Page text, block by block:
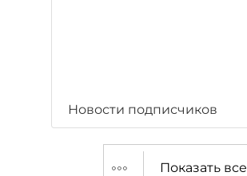
Новости подписчиков
Показать все